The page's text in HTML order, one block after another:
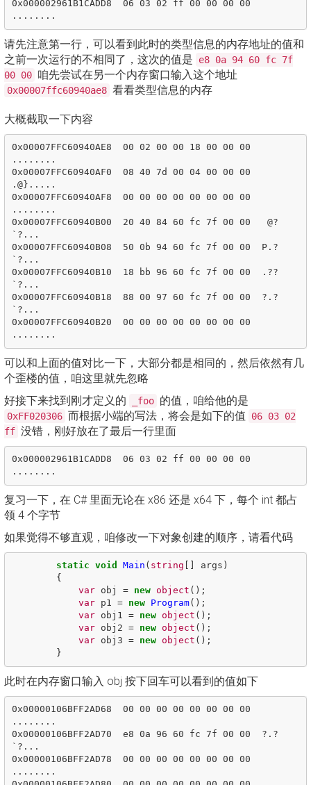
0x000002961B1CADD8  06 03 02 ff 00 00 00 00
请先注意第一行，可以看到此时的类型信息的内存地址的值和
之前一次运行的不相同了，这次的值是
e8 0a 94 60 fc 7f
00 00 咱先尝试在另一个内存窗口输入这个地址
0x00007ffc60940ae8 看看类型信息的内存
大概截取一下内容
0x00007FFC60940AE8  00 02 00 00 18 00 00 00
........
0x00007FFC60940AF0  08 40 7d 00 04 00 00 00
.@}.....
0x00007FFC60940AF8  00 00 00 00 00 00 00 00
........
0x00007FFC60940B00  20 40 84 60 fc 7f 00 00   @?
`?...
0x00007FFC60940B08  50 0b 94 60 fc 7f 00 00  P.?
`?...
0x00007FFC60940B10  18 bb 96 60 fc 7f 00 00  .??
`?...
0x00007FFC60940B18  88 00 97 60 fc 7f 00 00  ?.?
`?...
0x00007FFC60940B20  00 00 00 00 00 00 00 00
可以和上面的值对比一下，大部分都是相同的，然后依然有几
个歪楼的值，咱这里就先忽略
好接下来找到刚才定义的
_foo 的值，咱给他的是
0xFF020306 而根据小端的写法，将会是如下的值
06 03 02
ff 没错，刚好放在了最后一行里面
0x000002961B1CADD8  06 03 02 ff 00 00 00 00
复习一下，在 C# 里面无论在 x86 还是 x64 下，每个 int 都占
领 4 个字节
如果觉得不够直观，咱修改一下对象创建的顺序，请看代码
static void Main ( string args )
{
var
obj = new object ();
var
p1 = new Program();
var
obj1 = new object ();
var
obj2 = new object ();
var
obj3 = new object ();
}
此时在内存窗口输入 obj 按下回车可以看到的值如下
0x00000106BFF2AD68  00 00 00 00 00 00 00 00
........
0x00000106BFF2AD70  e8 0a 96 60 fc 7f 00 00  ?.?
`?...
0x00000106BFF2AD78  00 00 00 00 00 00 00 00
........